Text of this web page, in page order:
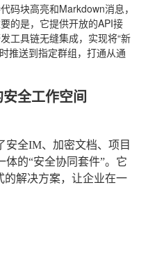
码块高亮和Markdown消息，
的是，它提供开放的API接
工具链无缝集成，实现将“新
推送到指定群组，打通从通
全工作空间
安全IM、加密文档、项目
的“安全协同套件”。它
的解决方案，让企业在一